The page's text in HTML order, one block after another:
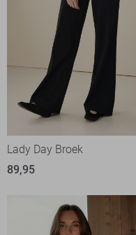
Lady Day Broek
89,95